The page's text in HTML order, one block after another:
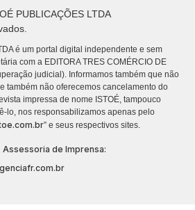
PUBLICAÇÕES LTDA
é um portal digital independente e sem
com a EDITORA TRES COMÉRCIO DE
judicial). Informamos também que não
também não oferecemos cancelamento do
impressa de nome ISTOÉ, tampouco
lo, nos responsabilizamos apenas pelo
” e seus respectivos sites.
Assessoria de Imprensa: